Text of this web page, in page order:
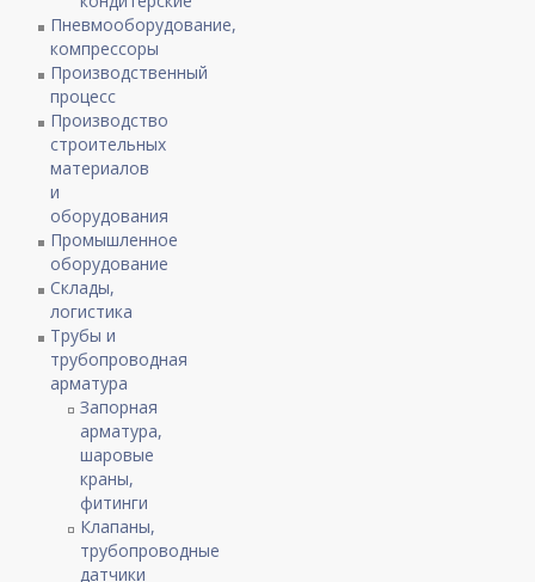
Пневмооборудование,
компрессоры
Производственный
процесс
Производство
строительных
материалов
и
оборудования
Промышленное
оборудование
Склады,
логистика
Трубы и
трубопроводная
арматура
Запорная
арматура,
шаровые
краны,
фитинги
Клапаны,
трубопроводные
датчики